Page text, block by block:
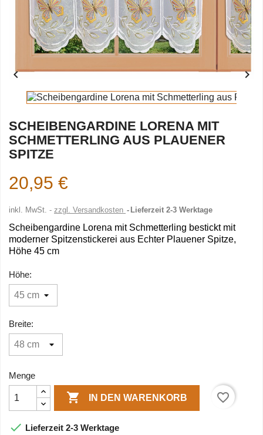
 
SCHEIBENGARDINE LORENA MIT
SCHMETTERLING AUS PLAUENER
SPITZE
20,95 €
inkl. MwSt. zzgl. Versandkosten Lieferzeit 2-3 Werktage
Scheibengardine Lorena mit Schmetterling bestickt mit
moderner Spitzenstickerei aus Echter Plauener Spitze,
Höhe 45 cm
Höhe:
Breite:
Menge
 IN DEN WARENKORB favorite_border
 Lieferzeit 2-3 Werktage